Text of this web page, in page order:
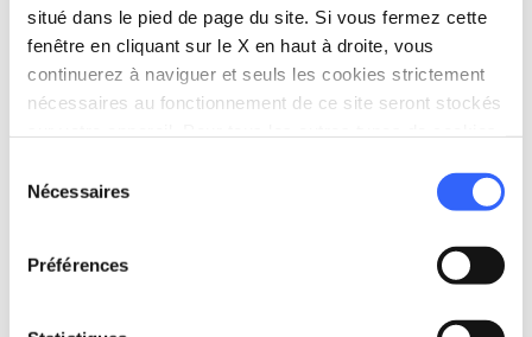
situé dans le pied de page du site. Si vous fermez cette
fenêtre en cliquant sur le X en haut à droite, vous
continuerez à naviguer et seuls les cookies strictement
nécessaires au fonctionnement de ce site seront stockés
Nécessaires
Préférences
dernier adieu de saint François à l’Alverne.